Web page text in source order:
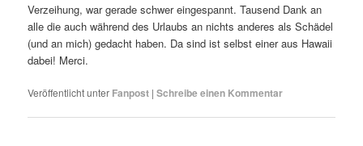
Verzeihung, war gerade schwer eingespannt. Tausend Dank an
alle die auch während des Urlaubs an nichts anderes als Schädel
(und an mich) gedacht haben. Da sind ist selbst einer aus Hawaii
dabei! Merci.
Veröffentlicht unter Fanpost |Schreibe einen Kommentar